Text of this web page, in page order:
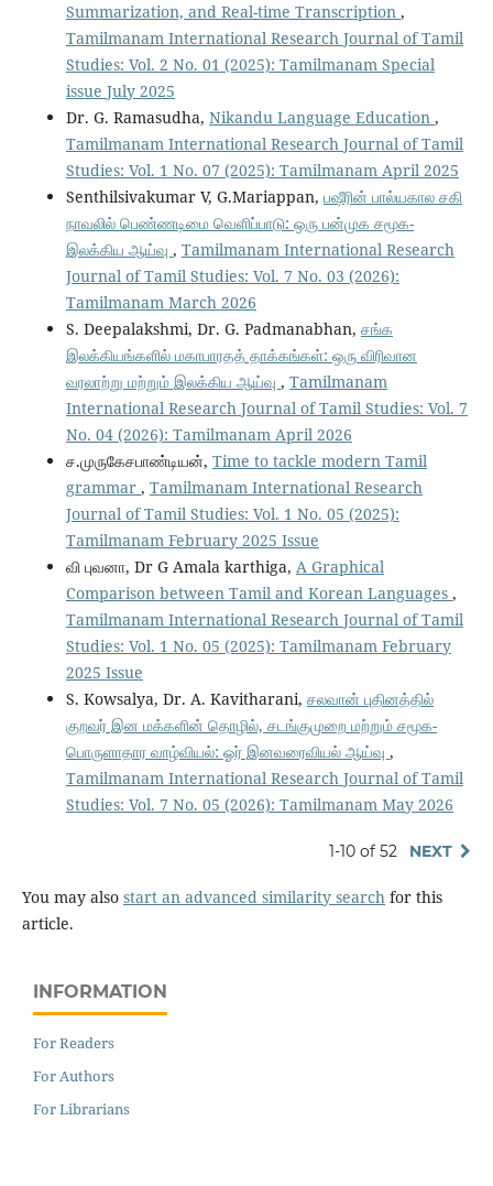
Summarization, and Real-time Transcription ,
Tamilmanam International Research Journal of Tamil
Studies: Vol. 2 No. 01 (2025): Tamilmanam Special
issue July 2025
Dr. G. Ramasudha, Nikandu Language Education ,
Tamilmanam International Research Journal of Tamil
Studies: Vol. 1 No. 07 (2025): Tamilmanam April 2025
Senthilsivakumar V, G.Mariappan, பஷீரின் பால்யகால சகி
நாவலில் பெண்ணடிமை வெளிப்பாடு: ஒரு பன்முக சமூக-
இலக்கிய ஆய்வு , Tamilmanam International Research
Journal of Tamil Studies: Vol. 7 No. 03 (2026):
Tamilmanam March 2026
S. Deepalakshmi, Dr. G. Padmanabhan, சங்க
இலக்கியங்களில் மகாபாரதத் தாக்கங்கள்: ஒரு விரிவான
வரலாற்று மற்றும் இலக்கிய ஆய்வு , Tamilmanam
International Research Journal of Tamil Studies: Vol. 7
No. 04 (2026): Tamilmanam April 2026
ச.முருகேசபாண்டியன், Time to tackle modern Tamil
grammar , Tamilmanam International Research
Journal of Tamil Studies: Vol. 1 No. 05 (2025):
Tamilmanam February 2025 Issue
வி புவனா, Dr G Amala karthiga, A Graphical
Comparison between Tamil and Korean Languages ,
Tamilmanam International Research Journal of Tamil
Studies: Vol. 1 No. 05 (2025): Tamilmanam February
2025 Issue
S. Kowsalya, Dr. A. Kavitharani, சலவான் புதினத்தில்
குறவர் இன மக்களின் தொழில், சடங்குமுறை மற்றும் சமூக-
பொருளாதார வாழ்வியல்: ஓர் இனவரைவியல் ஆய்வு ,
Tamilmanam International Research Journal of Tamil
Studies: Vol. 7 No. 05 (2026): Tamilmanam May 2026
1-10 of 52 NEXT
You may also start an advanced similarity searchfor this
article.
INFORMATION
For Readers
For Authors
For Librarians